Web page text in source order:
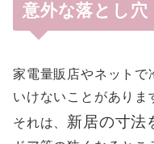
意外な落とし穴
家電量販店やネットで
いけないことがありま
それは、 新居の寸法